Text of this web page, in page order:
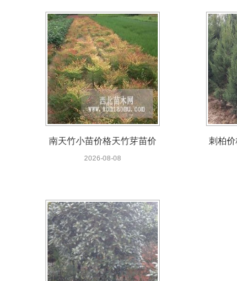
南天竹小苗价格天竹芽苗价
格小灌木南天竹直销天竹
2026-08-08
刺柏
17